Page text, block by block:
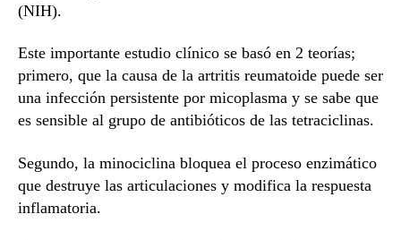
(NIH).
Este importante estudio clínico se basó en 2 teorías;
primero, que la causa de la artritis reumatoide puede ser
una infección persistente por micoplasma y se sabe que
es sensible al grupo de antibióticos de las tetraciclinas.
Segundo, la minociclina bloquea el proceso enzimático
que destruye las articulaciones y modifica la respuesta
inflamatoria.